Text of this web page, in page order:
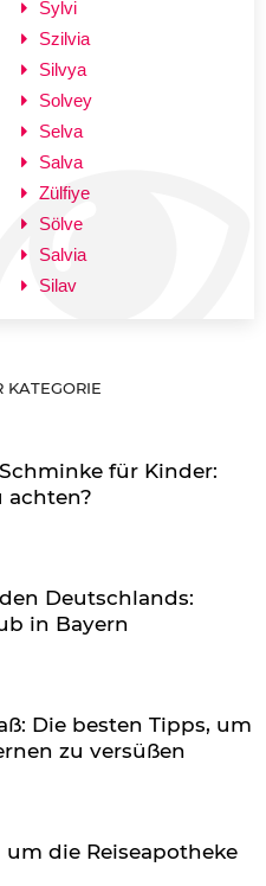
Sylvi
Szilvia
Silvya
Solvey
Selva
Salva
Zülfiye
Sölve
Salvia
Silav
KATEGORIE
für Kinder:
achten?
Deutschlands:
in Bayern
Die besten Tipps, um
zu versüßen
die Reiseapotheke